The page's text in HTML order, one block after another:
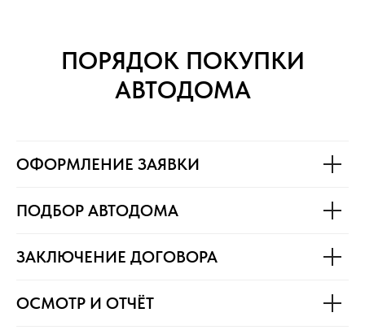
ПОРЯДОК ПОКУПКИ
АВТОДОМА
ОФОРМЛЕНИЕ ЗАЯВКИ
ПОДБОР АВТОДОМА
ЗАКЛЮЧЕНИЕ ДОГОВОРА
ОСМОТР И ОТЧЁТ